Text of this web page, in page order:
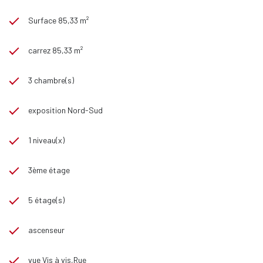
Surface 85,33 m²
carrez 85,33 m²
3 chambre(s)
exposition Nord-Sud
1 niveau(x)
3ème étage
5 étage(s)
ascenseur
vue Vis à vis,Rue